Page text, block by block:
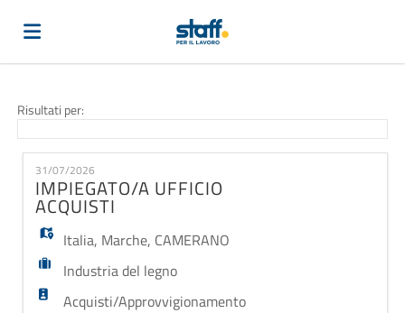
Offerte
di
lavoro
Carica
il
Login
Risultati per:
31/07/2026
IMPIEGATO/A UFFICIO
ACQUISTI
Italia, Marche, CAMERANO
Industria del legno
Acquisti/Approvvigionamento